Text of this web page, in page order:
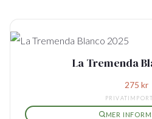
La Tremenda
275 kr
MER